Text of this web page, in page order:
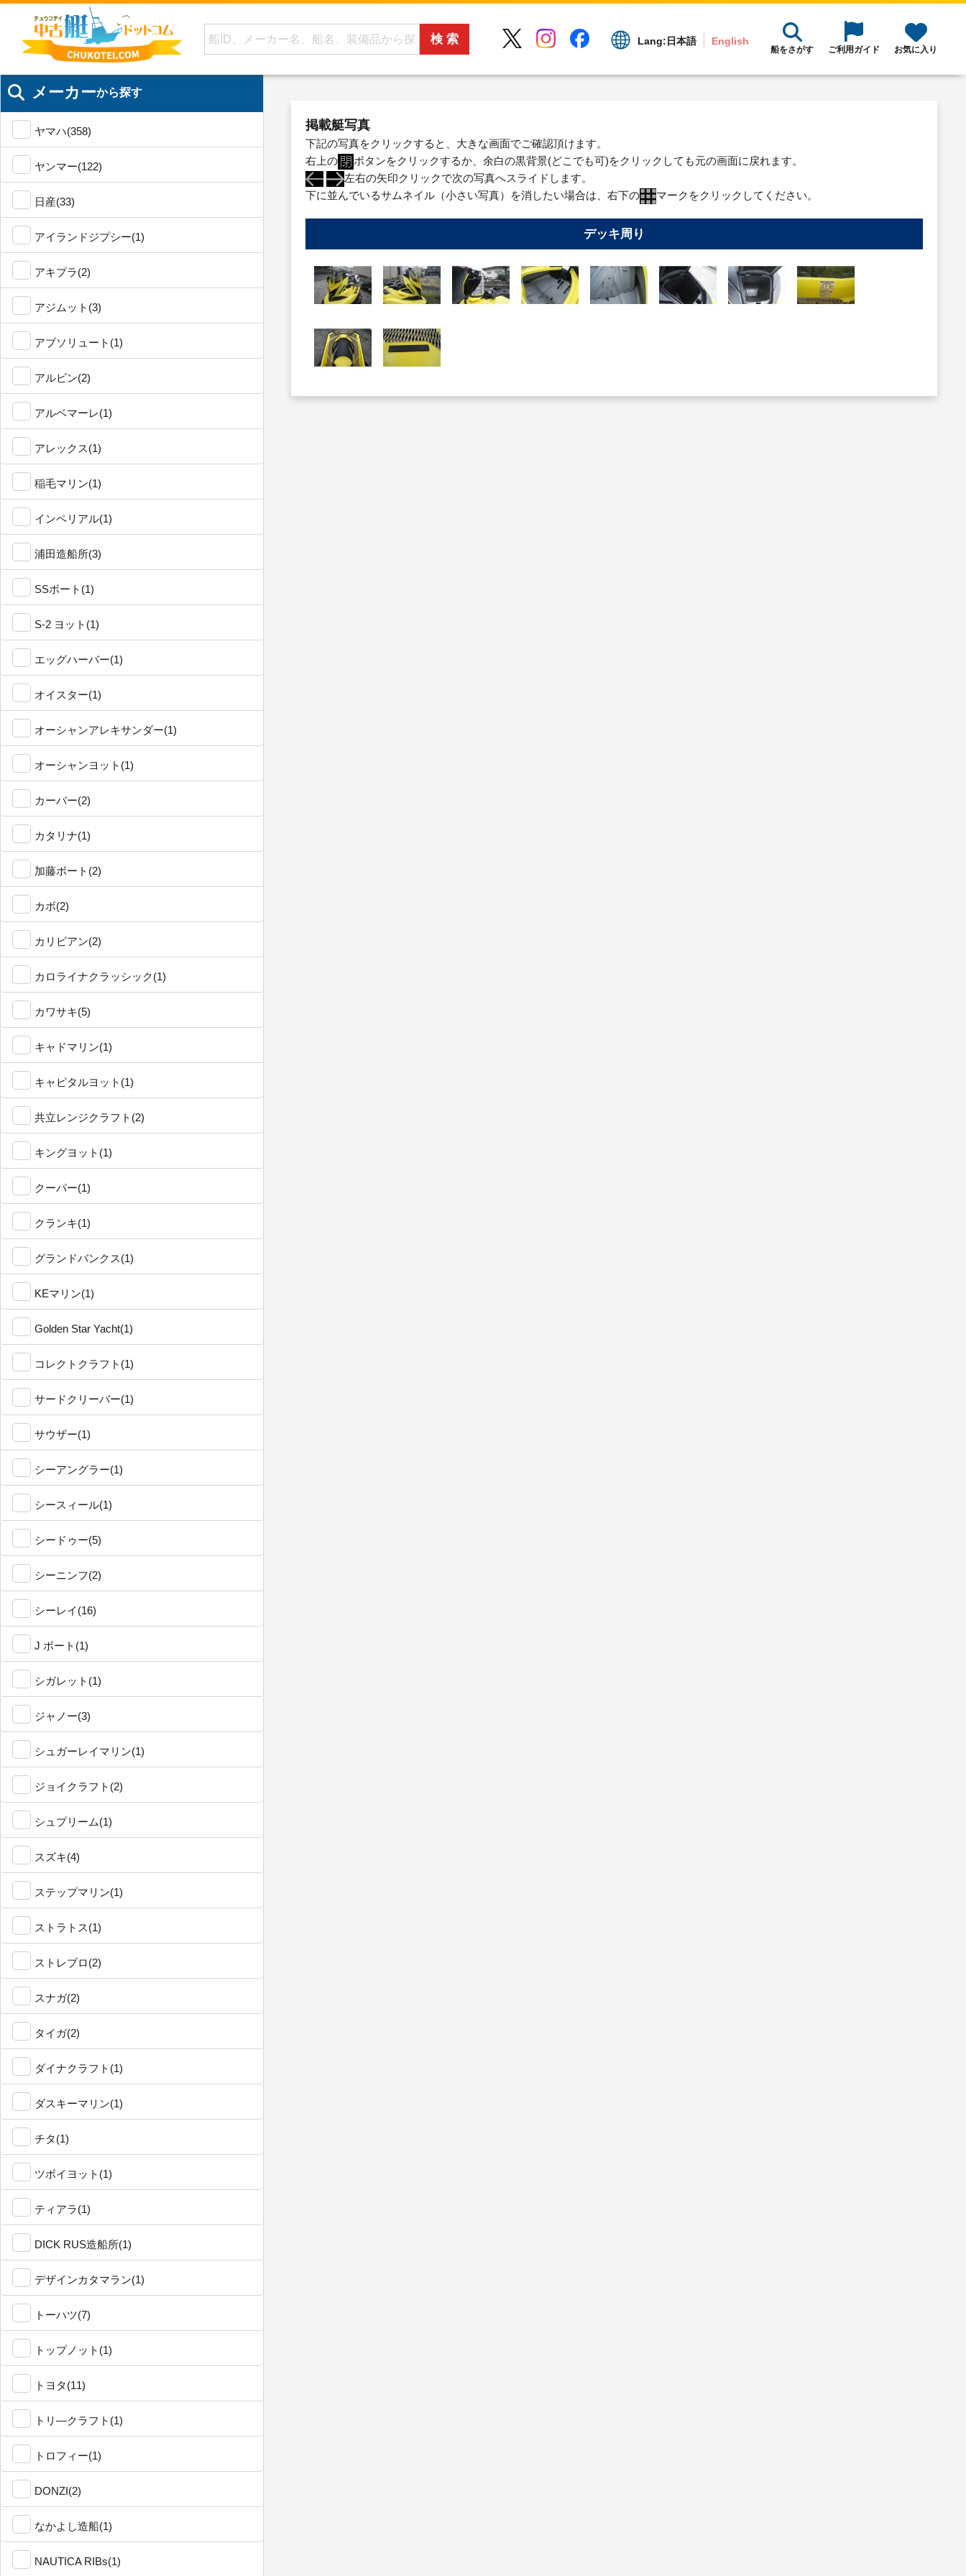
Lang: 日本語 English
船をさがす ご利用ガイド お気に入り
メーカーから探す
ヤマハ(358)
ヤンマー(122)
日産(33)
アイランドジプシー(1)
アキプラ(2)
アジムット(3)
アブソリュート(1)
アルビン(2)
アルベマーレ(1)
アレックス(1)
稲毛マリン(1)
インペリアル(1)
浦田造船所(3)
SSボート(1)
S-2 ヨット(1)
エッグハーバー(1)
オイスター(1)
オーシャンアレキサンダー(1)
オーシャンヨット(1)
カーバー(2)
カタリナ(1)
加藤ボート(2)
カボ(2)
カリビアン(2)
カロライナクラッシック(1)
カワサキ(5)
キャドマリン(1)
キャピタルヨット(1)
共立レンジクラフト(2)
キングヨット(1)
クーパー(1)
クランキ(1)
グランドバンクス(1)
KEマリン(1)
Golden Star Yacht(1)
コレクトクラフト(1)
サードクリーバー(1)
サウザー(1)
シーアングラー(1)
シースィール(1)
シードゥー(5)
シーニンフ(2)
シーレイ(16)
J ボート(1)
シガレット(1)
ジャノー(3)
シュガーレイマリン(1)
ジョイクラフト(2)
シュプリーム(1)
スズキ(4)
ステップマリン(1)
ストラトス(1)
ストレブロ(2)
スナガ(2)
タイガ(2)
ダイナクラフト(1)
ダスキーマリン(1)
チタ(1)
ツボイヨット(1)
ティアラ(1)
DICK RUS造船所(1)
デザインカタマラン(1)
トーハツ(7)
トップノット(1)
トヨタ(11)
トリ―クラフト(1)
トロフィー(1)
DONZI(2)
なかよし造船(1)
NAUTICA RIBs(1)
掲載艇写真
下記の写真をクリックすると、大きな画面でご確認頂けます。
右上の
ボタンをクリックするか、余白の黒背景(どこでも可)をクリックしても元の画面に戻れます。
左右の矢印クリックで次の写真へスライドします。
下に並んでいるサムネイル（小さい写真）を消したい場合は、右下の
マークをクリックしてください。
デッキ周り